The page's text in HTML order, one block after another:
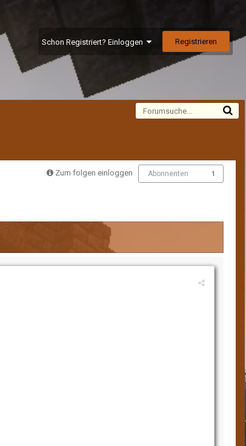
Schon Registriert? Einloggen Registrieren
Zum folgen einloggen Abonnenten 1